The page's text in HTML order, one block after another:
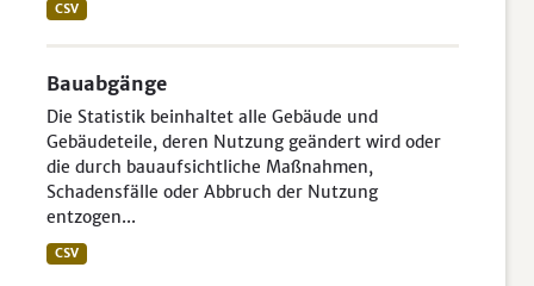
CSV
Bauabgänge
Die Statistik beinhaltet alle Gebäude und
Gebäudeteile, deren Nutzung geändert wird oder
die durch bauaufsichtliche Maßnahmen,
Schadensfälle oder Abbruch der Nutzung
entzogen...
CSV